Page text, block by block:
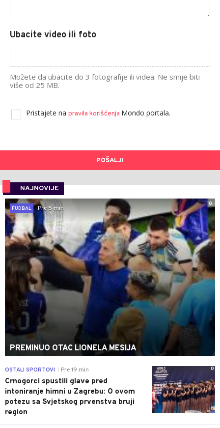
Ubacite video ili foto
Možete da ubacite do 3 fotografije ili videa. Ne smije biti
više od 25 MB.
Pristajete na pravila korišćenja Mondo portala.
POŠALJI
NAJNOVIJE
0
FUDBAL
Pre 5 min
PREMINUO OTAC LIONELA MESIJA
0
OSTALI SPORTOVI Pre 19 min
Crnogorci spustili glave pred
intoniranje himni u Zagrebu: O ovom
potezu sa Svjetskog prvenstva bruji
region